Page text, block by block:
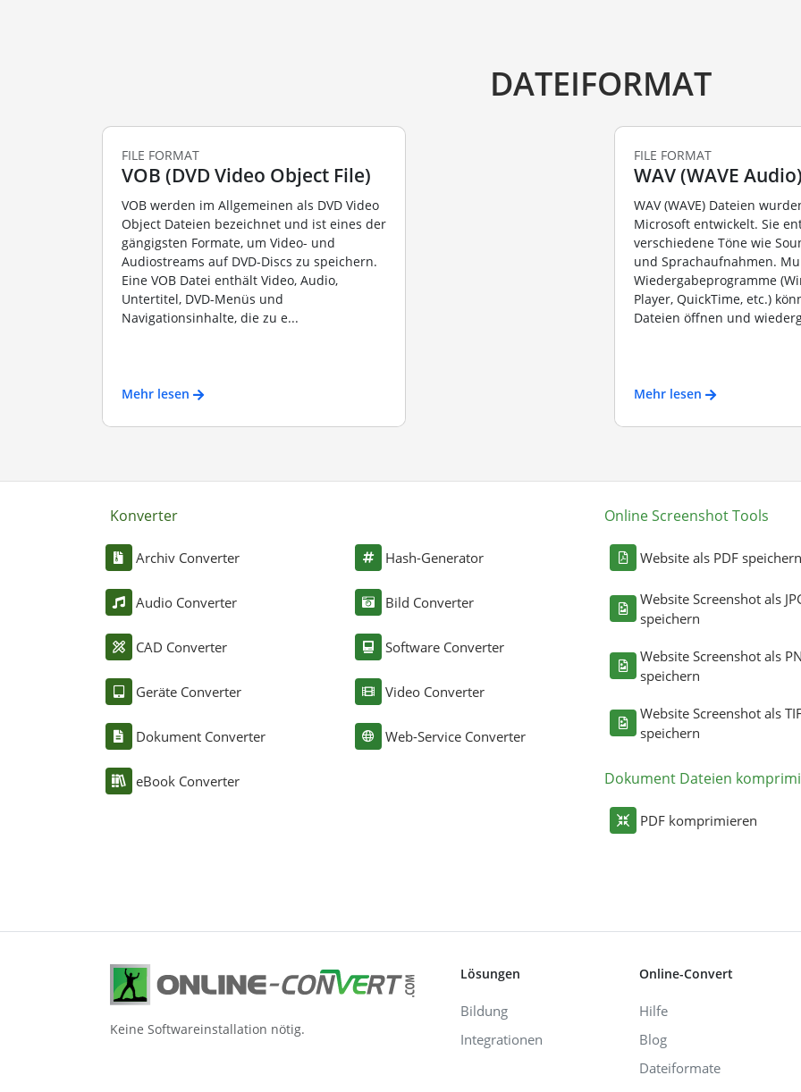
DATEIFORMAT
FILE FORMAT
VOB (DVD Video Object File)
VOB werden im Allgemeinen als DVD Video
Object Dateien bezeichnet und ist eines der
gängigsten Formate, um Video- und
Audiostreams auf DVD-Discs zu speichern.
Eine VOB Datei enthält Video, Audio,
Untertitel, DVD-Menüs und
Navigationsinhalte, die zu e...
Mehr lesen
FILE FORMAT
WAV (WAVE
WAV (WAVE) Dateien
Microsoft entwickelt. Sie
verschiedene Töne wie
und Sprachaufnahmen.
Wiedergabeprogramme
Player, QuickTime, etc.)
Dateien öffnen und
Mehr lesen
Konverter
Archiv Converter
Audio Converter
CAD Converter
Geräte Converter
Dokument Converter
eBook Converter
Hash-Generator
Bild Converter
Software Converter
Video Converter
Web-Service Converter
Online Screenshot Tools
Website als PDF speichern
Website Screenshot als
speichern
Website Screenshot als
speichern
Website Screenshot als
speichern
Dokument Dateien
PDF komprimieren
Keine Softwareinstallation nötig.
Lösungen
Bildung
Integrationen
Online-Convert
Hilfe
Blog
Dateiformate